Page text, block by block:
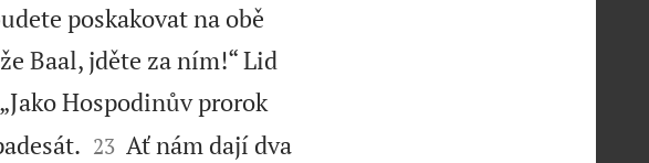
poskakovat na obě
Baal, jděte za ním!“ Lid
Hospodinův prorok

23 Ať nám dají dva